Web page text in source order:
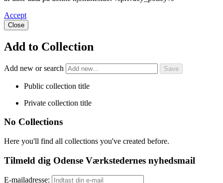
Accept
Close
Add to Collection
Add new or search
Public collection title
Private collection title
No Collections
Here you'll find all collections you've created before.
Tilmeld dig Odense Værkstedernes nyhedsmail
E-mailadresse: